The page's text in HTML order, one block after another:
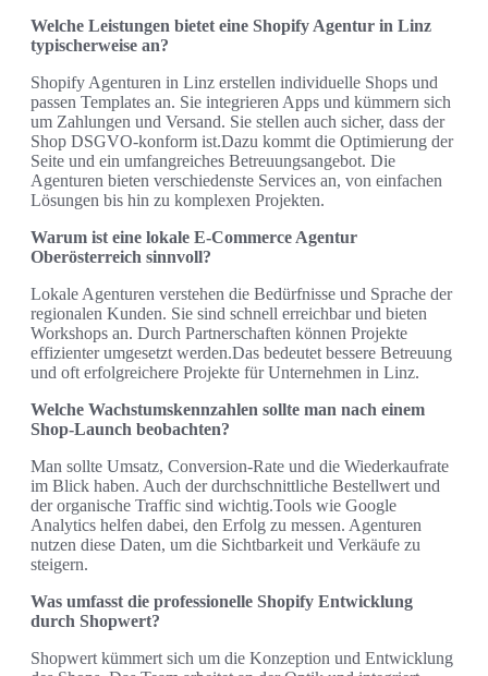
Welche Leistungen bietet eine Shopify Agentur in Linz
typischerweise an?
Shopify Agenturen in Linz erstellen individuelle Shops und
passen Templates an. Sie integrieren Apps und kümmern sich
um Zahlungen und Versand. Sie stellen auch sicher, dass der
Shop DSGVO-konform ist.Dazu kommt die Optimierung der
Seite und ein umfangreiches Betreuungsangebot. Die
Agenturen bieten verschiedenste Services an, von einfachen
Lösungen bis hin zu komplexen Projekten.
Warum ist eine lokale E‑Commerce Agentur
Oberösterreich sinnvoll?
Lokale Agenturen verstehen die Bedürfnisse und Sprache der
regionalen Kunden. Sie sind schnell erreichbar und bieten
Workshops an. Durch Partnerschaften können Projekte
effizienter umgesetzt werden.Das bedeutet bessere Betreuung
und oft erfolgreichere Projekte für Unternehmen in Linz.
Welche Wachstumskennzahlen sollte man nach einem
Shop‑Launch beobachten?
Man sollte Umsatz, Conversion-Rate und die Wiederkaufrate
im Blick haben. Auch der durchschnittliche Bestellwert und
der organische Traffic sind wichtig.Tools wie Google
Analytics helfen dabei, den Erfolg zu messen. Agenturen
nutzen diese Daten, um die Sichtbarkeit und Verkäufe zu
steigern.
Was umfasst die professionelle Shopify Entwicklung
durch Shopwert?
Shopwert kümmert sich um die Konzeption und Entwicklung